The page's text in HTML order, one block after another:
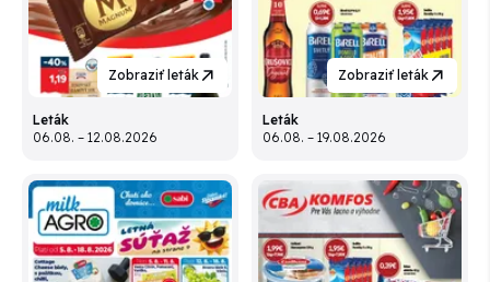
Zobraziť leták
Leták
06.08. – 12.08.2026
Zobraziť leták
Leták
06.08. – 19.08.2026